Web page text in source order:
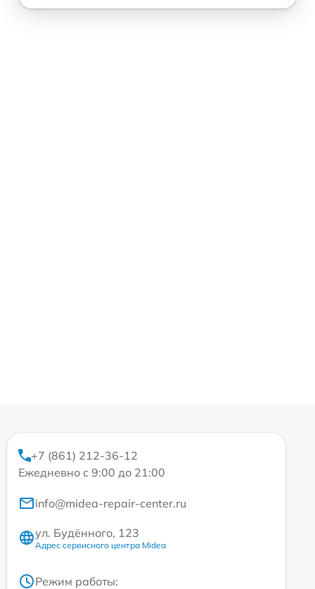
+7 (861) 212-36-12
Ежедневно с 9:00 до 21:00
info@midea-repair-center.ru
ул. Будённого, 123
Адрес сервисного центра Midea
Режим работы: